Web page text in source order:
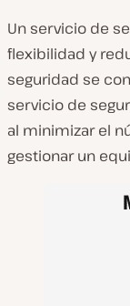
Un servicio de
flexibilidad y
seguridad se
servicio de
al minimizar el
gestionar un